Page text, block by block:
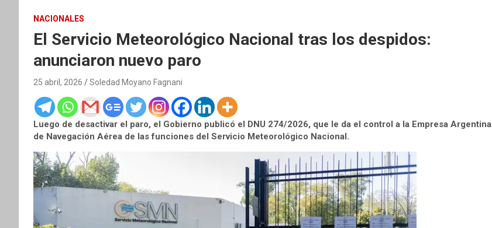
NACIONALES
El Servicio Meteorológico Nacional tras los despidos:
anunciaron nuevo paro
25 abril, 2026 Soledad Moyano Fagnani
Luego de desactivar el paro, el Gobierno publicó el DNU 274/2026, que le da el control a la Empresa Argentina
de Navegación Aérea de las funciones del Servicio Meteorológico Nacional.